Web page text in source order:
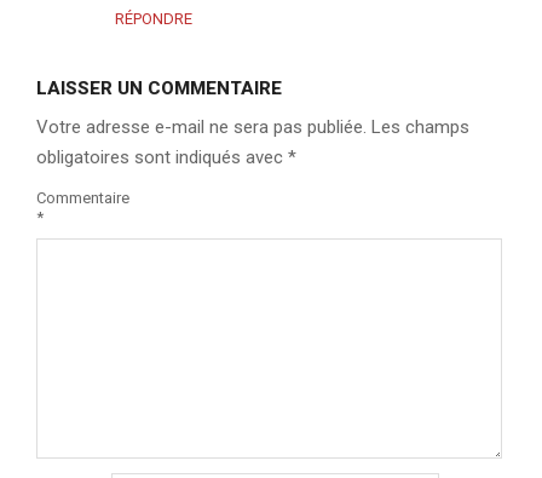
RÉPONDRE
LAISSER UN COMMENTAIRE
Votre adresse e-mail ne sera pas publiée. Les champs
obligatoires sont indiqués avec *
Commentaire
*